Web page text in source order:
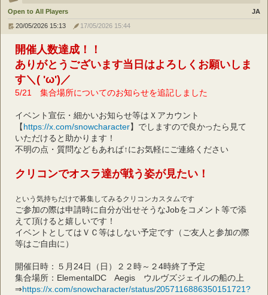
Open to All Players
JA
20/05/2026 15:13
17/05/2026 15:44
開催人数達成！！
ありがとうございます当日はよろしくお願いしま
す＼( 'ω')／
5/21　集合場所についてのお知らせを追記しました
イベント宣伝・細かいお知らせ等はＸアカウント
【https://x.com/snowcharacter】でしますので良かったら見て
いただけると助かります！
不明の点・質問などもあれば↑にお気軽にご連絡ください
クリコンでオスラ達が戦う姿が見たい！
という気持ちだけで募集してみるクリコンカスタムです
ご参加の際は申請時に自分が出せそうなJobをコメント等で添
えて頂けると嬉しいです！
イベントとしてはＶＣ等はしない予定です（ご友人と参加の際
等はご自由に）
開催日時：５月24日（日）２２時～２4時終了予定
集合場所：ElementalDC　Aegis　ウルヴズジェイルの船の上
⇒https://x.com/snowcharacter/status/2057116886350151721?